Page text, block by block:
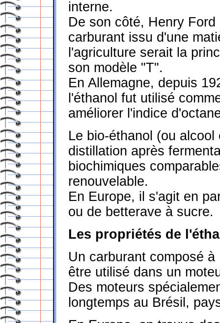
interne.
De son côté, Henry
carburant issu d'une
l'agriculture serait la
son modèle "T".
En Allemagne, depuis
l'éthanol fut utilisé
améliorer l'indice
Le bio-éthanol (ou
distillation après
biochimiques
renouvelable.
En Europe, il s'agit en
ou de betterave à sucre.
Les propriétés de
Un carburant composé
être utilisé dans un
Des moteurs
longtemps au Brésil,